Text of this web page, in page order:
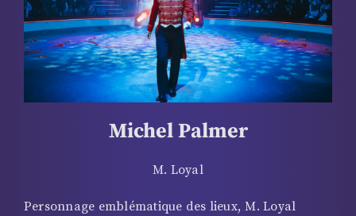
rivés vers le faîte du chapiteau et les cœurs battent
la chamade…
Michel Palmer
M. Loyal
Personnage emblématique des lieux, M. Loyal